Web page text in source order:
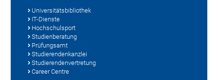
Universitätsbibliothek
IT-Dienste
Hochschulsport
Studienberatung
Prüfungsamt
Studierendenkanzlei
Studierendenvertretung
Career Centre